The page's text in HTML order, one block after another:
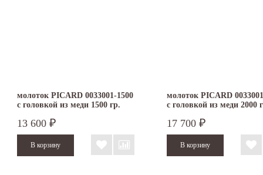
молоток PICARD 0033001-1500
с головкой из меди 1500 гр.
13 600 ₽
молоток PICARD
с головкой из меди 2000
17 700 ₽